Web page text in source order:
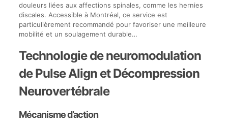
douleurs liées aux affections spinales, comme les hernies
discales. Accessible à Montréal, ce service est
particulièrement recommandé pour favoriser une meilleure
mobilité et un soulagement durable…
Technologie de neuromodulation
de Pulse Align et Décompression
Neurovertébrale
Mécanisme d’action